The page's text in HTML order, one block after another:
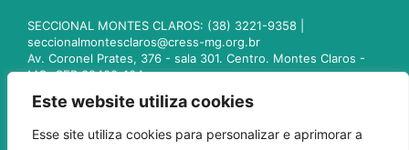
Este website utiliza cookies
Esse site utiliza cookies para personalizar e aprimorar a
SECCIONAL MONTES CLAROS: (38) 3221-9358 |
seccionalmontesclaros@cress-mg.org.br
Av. Coronel Prates, 376 - sala 301. Centro. Montes Claros -
MG. CEP 39400-104
seccionaluberlandia@cress-mg.org.br